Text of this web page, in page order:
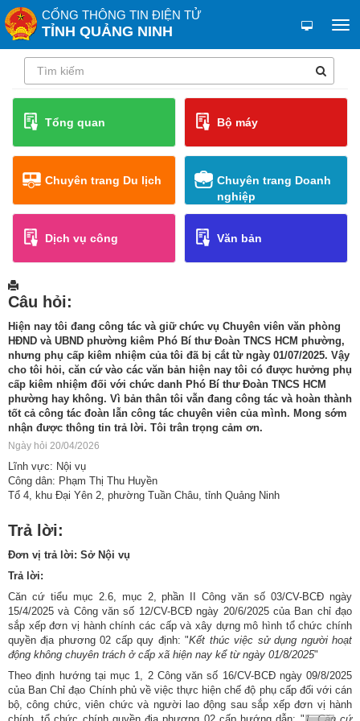
CỔNG THÔNG TIN ĐIỆN TỬ
TỈNH QUẢNG NINH
Tổng quan Bộ máy
Chuyên trang Du lịch
Chuyên trang Doanh
nghiệp
Dịch vụ công Văn bản
Câu hỏi:
Hiện nay tôi đang công tác và giữ chức vụ Chuyên viên văn phòng
HĐND và UBND phường kiêm Phó Bí thư Đoàn TNCS HCM phường,
nhưng phụ cấp kiêm nhiệm của tôi đã bị cắt từ ngày 01/07/2025. Vậy
cho tôi hỏi, căn cứ vào các văn bản hiện nay tôi có được hưởng phụ
cấp kiêm nhiệm đối với chức danh Phó Bí thư Đoàn TNCS HCM
phường hay không. Vì bản thân tôi vẫn đang công tác và hoàn thành
tốt cả công tác đoàn lẫn công tác chuyên viên của mình. Mong sớm
nhận được thông tin trả lời. Tôi trân trọng cảm ơn.
Ngày hỏi 20/04/2026
Lĩnh vực: Nội vụ
Công dân: Phạm Thị Thu Huyền
Tổ 4, khu Đại Yên 2, phường Tuần Châu, tỉnh Quảng Ninh
Trả lời:
Đơn vị trả lời: Sở Nội vụ
Trả lời:
Căn cứ tiểu mục 2.6, mục 2, phần II Công văn số 03/CV-BCĐ ngày
15/4/2025 và Công văn số 12/CV-BCĐ ngày 20/6/2025 của Ban chỉ đạo
sắp xếp đơn vị hành chính các cấp và xây dựng mô hình tổ chức chính
quyền địa phương 02 cấp quy định: "Kết thúc việc sử dụng người hoạt
động không chuyên trách ở cấp xã hiện nay kể từ ngày 01/8/2025"
Theo định hướng tại mục 1, 2 Công văn số 16/CV-BCĐ ngày 09/8/2025
của Ban Chỉ đạo Chính phủ về việc thực hiện chế độ phụ cấp đối với cán
bộ, công chức, viên chức và người lao động sau sắp xếp đơn vị hành